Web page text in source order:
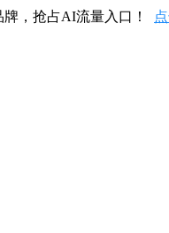
牌，抢占AI流量入口！